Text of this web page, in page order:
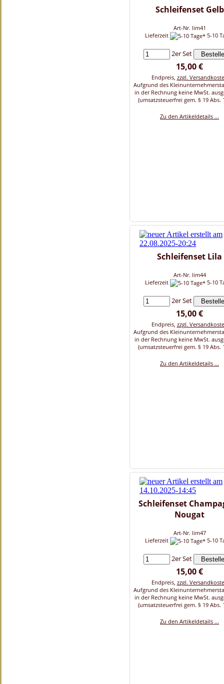
Schleifenset Gelb
Art-Nr. lim41
Lieferzeit
5-10
2er Set
15,00 €
Endpreis, zzgl.
Aufgrund des
in der Rechnung keine MwSt.
(umsatzsteuerfrei gem. § 19 Abs.
Zu den Artikeldetails ...
Schleifenset Lila
Art-Nr. lim44
Lieferzeit
5-10
2er Set
15,00 €
Endpreis, zzgl.
Aufgrund des
in der Rechnung keine MwSt.
(umsatzsteuerfrei gem. § 19 Abs.
Zu den Artikeldetails ...
Schleifenset
Nougat
Art-Nr. lim47
Lieferzeit
5-10
2er Set
15,00 €
Endpreis, zzgl.
Aufgrund des
in der Rechnung keine MwSt.
(umsatzsteuerfrei gem. § 19 Abs.
Zu den Artikeldetails ...